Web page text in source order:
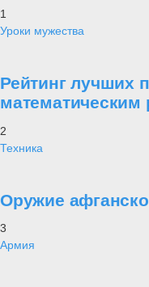
1
Уроки мужества
Рейтинг лучших
математическим
2
Техника
Оружие
3
Армия